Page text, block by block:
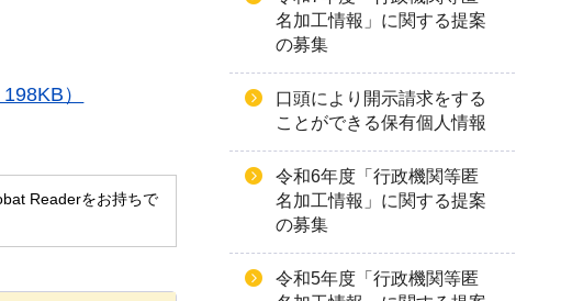
）
Readerをお持ちで
名加工情報」に関する提案
の募集
口頭により開示請求をする
ことができる保有個人情報
令和6年度「行政機関等匿
名加工情報」に関する提案
の募集
令和5年度「行政機関等匿